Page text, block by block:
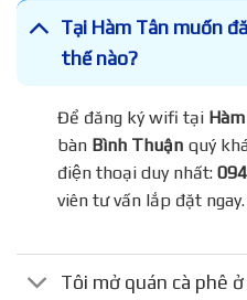
Tại Hàm Tân muốn
thế nào?
Để đăng ký wifi tạiHàm
bànBình Thuậnquý
điện thoại duy nhất:
viên tư vấn lắp đặt ngay.
Tôi mở quán cà phê